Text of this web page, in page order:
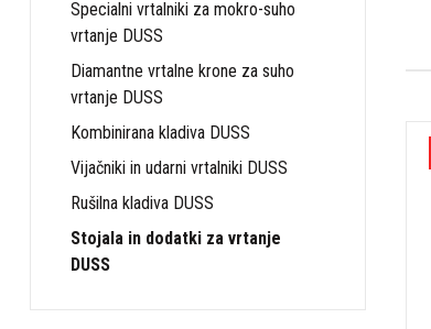
Specialni vrtalniki za mokro-suho
vrtanje DUSS
Diamantne vrtalne krone za suho
vrtanje DUSS
Kombinirana kladiva DUSS
Vijačniki in udarni vrtalniki DUSS
Rušilna kladiva DUSS
Stojala in dodatki za vrtanje
DUSS